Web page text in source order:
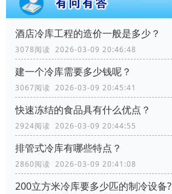
酒店冷库工程的造价一般是多少？
3078阅读 2026-03-09 20:46:48
建一个冷库需要多少钱呢？
3067阅读 2026-03-09 20:45:41
快速冻结的食品具有什么优点？
2924阅读 2026-03-09 20:44:55
排管式冷库有哪些特点？
2860阅读 2026-03-09 20:41:08
200立方米冷库要多少匹的制冷设备?